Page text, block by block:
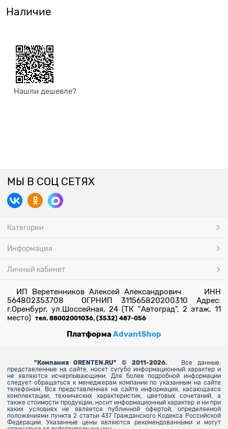
Наличие
Нашли дешевле?
МЫ В СОЦ СЕТЯХ
Категории
Информация
Личный кабинет
ИП Веретенников Алексей Александрович ИНН
564802353708 ОГРНИП 311565820200310 Адрес:
г.Оренбург, ул.Шоссейная, 24 (ТК "Автоград", 2 этаж, 11
место) тел. 88002001036, (3532) 487-056
ПлатформаAdvantShop
" Компания ORENTEN.RU" © 2011-2026.
Все данные,
представленные на сайте, носят сугубо информационный характер и
не являются исчерпывающими. Для более подробной информации
следует обращаться к менеджерам компании по указанным на сайте
телефонам. Вся представленная на сайте информация, касающаяся
комплектации, технических характеристик, цветовых сочетаний, а
также стоимости продукции, носит информационный характер и ни при
каких условиях не является публичной офертой, определяемой
положениями пункта 2 статьи 437 Гражданского Кодекса Российской
Федерации. Указанные цены являются рекомендованными и могут